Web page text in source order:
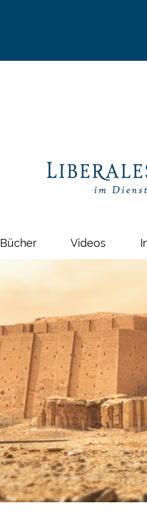
Bücher Videos